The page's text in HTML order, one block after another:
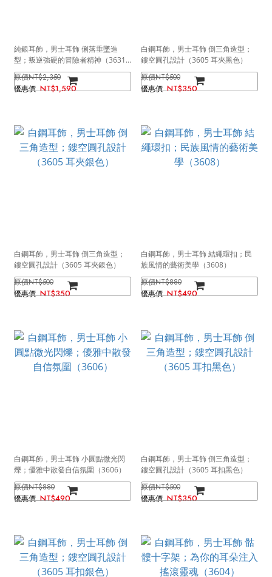
純銀耳飾，男士耳飾 俐落垂墜造
型；叛逆強硬的冒險者精神（3631
金色）
NT$2,350
NT$1,590
白鋼耳飾，男士耳飾 倒三角造型；
鏤空圓孔設計（3605 耳夾黑色）
NT$500
NT$350
白鋼耳飾，男士耳飾 倒三角造型；
鏤空圓孔設計（3605 耳夾銀色）
NT$500
NT$350
白鋼耳飾，男士耳飾 結繩環扣；民
族風情的藝術美學（3608）
NT$880
NT$490
白鋼耳飾，男士耳飾 小圓點微光閃
爍；優雅中散發自信氛圍（3606）
NT$880
NT$490
白鋼耳飾，男士耳飾 倒三角造型；
鏤空圓孔設計（3605 耳扣黑色）
NT$500
NT$350